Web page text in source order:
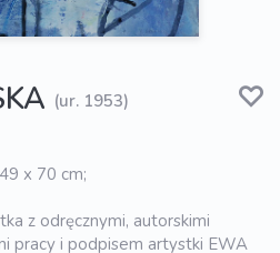
(ur. 1953)
x 70 cm;
z odręcznymi, autorskimi
pracy i podpisem artystki EWA